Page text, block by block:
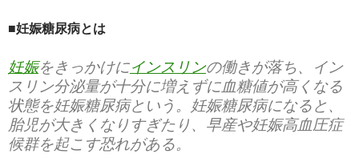
■妊娠糖尿病とは
妊娠をきっかけにインスリンの働きが落ち、イン
スリン分泌量が十分に増えずに血糖値が高くなる
状態を妊娠糖尿病という。妊娠糖尿病になると、
胎児が大きくなりすぎたり、早産や妊娠高血圧症
候群を起こす恐れがある。